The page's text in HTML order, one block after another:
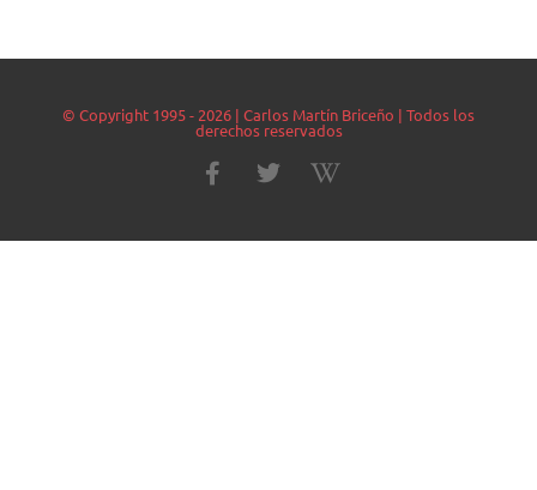
© Copyright 1995 - 2026 | Carlos Martín Briceño | Todos los
derechos reservados